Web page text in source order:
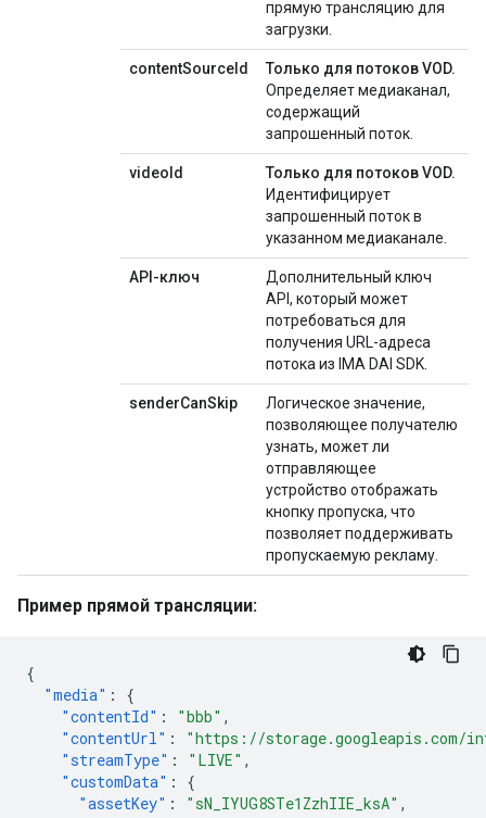
прямую трансляцию для
загрузки.
contentSourceId
Только для потоков VOD.
Определяет медиаканал,
содержащий
запрошенный поток.
videoId
Только для потоков VOD.
Идентифицирует
запрошенный поток в
указанном медиаканале.
API-ключ
Дополнительный ключ
API, который может
потребоваться для
получения URL-адреса
потока из IMA DAI SDK.
senderCanSkip
Логическое значение,
позволяющее получателю
узнать, может ли
отправляющее
устройство отображать
кнопку пропуска, что
позволяет поддерживать
пропускаемую рекламу.
Пример прямой трансляции:
{
"media" :
{
"contentId" : "bbb" ,
"contentUrl" :
"https://storage.googleapis.com/
"streamType" : "LIVE" ,
"customData" :
{
"assetKey" : "sN_IYUG8STe1ZzhIIE_ksA" ,